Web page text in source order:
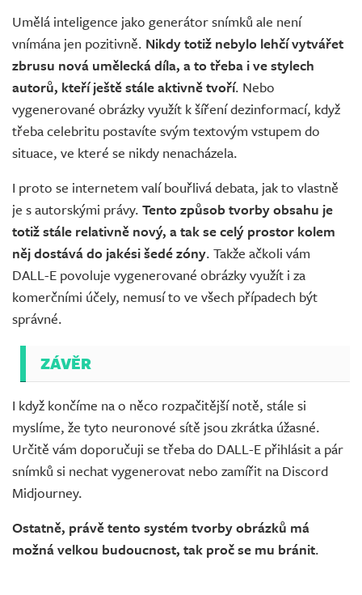
Umělá inteligence jako generátor snímků ale není
vnímána jen pozitivně. Nikdy totiž nebylo lehčí vytvářet
zbrusu nová umělecká díla, a to třeba i ve stylech
autorů, kteří ještě stále aktivně tvoří. Nebo
vygenerované obrázky využít k šíření dezinformací, když
třeba celebritu postavíte svým textovým vstupem do
situace, ve které se nikdy nenacházela.
I proto se internetem valí bouřlivá debata, jak to vlastně
je s autorskými právy. Tento způsob tvorby obsahu je
totiž stále relativně nový, a tak se celý prostor kolem
něj dostává do jakési šedé zóny. Takže ačkoli vám
DALL-E povoluje vygenerované obrázky využít i za
komerčními účely, nemusí to ve všech případech být
správné.
ZÁVĚR
I když končíme na o něco rozpačitější notě, stále si
myslíme, že tyto neuronové sítě jsou zkrátka úžasné.
Určitě vám doporučuji se třeba do DALL-E přihlásit a pár
snímků si nechat vygenerovat nebo zamířit na Discord
Midjourney.
Ostatně, právě tento systém tvorby obrázků má
možná velkou budoucnost, tak proč se mu bránit.